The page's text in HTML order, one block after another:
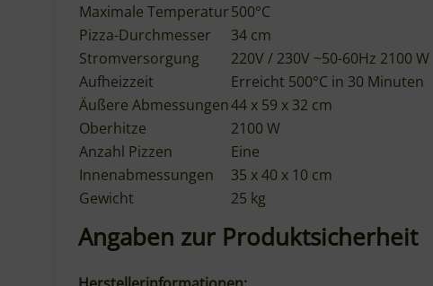
Maximale Temperatur500°C
Pizza-Durchmesser
34 cm
Stromversorgung
220V / 230V ~50-60Hz 2100 W
Aufheizzeit
Erreicht 500°C in 30 Minuten
Äußere Abmessungen44 x 59 x 32 cm
Oberhitze
2100 W
Anzahl Pizzen
Eine
Innenabmessungen
35 x 40 x 10 cm
Gewicht
25 kg
Angaben zur Produktsicherheit